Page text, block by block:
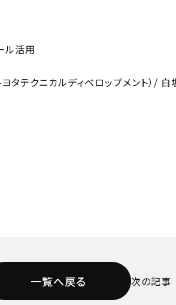
ル活用
ニカルディベロップメント）/ 白
一覧へ戻る 次の記事